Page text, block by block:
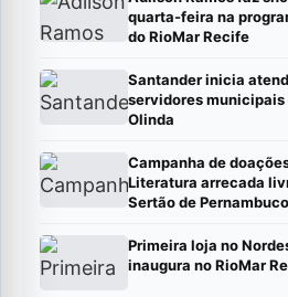
quarta-feira na
do RioMar Recife
Santander inicia
servidores municipais
Olinda
Campanha de
Literatura arrecada
Sertão de Pernambuco
Primeira loja no
inaugura no RioMar